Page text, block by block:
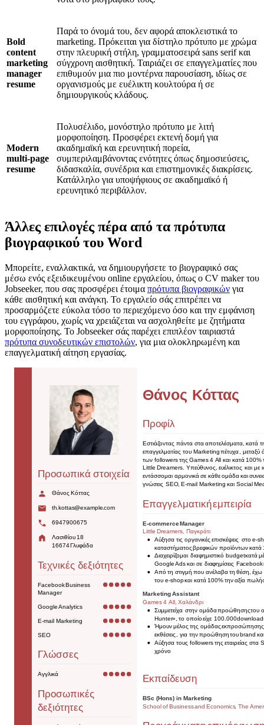
Bold
content
marketing
manager
resume
Παρά το όνομά του, δεν αφορά αποκλειστικά το
marketing. Πρόκειται για δίστηλο πρότυπο με χρώμα
στην πλευρική στήλη, γραμματοσειρά sans serif και
σύγχρονη αισθητική. Ταιριάζει σε επαγγελματίες που
επιθυμούν μια πιο μοντέρνα παρουσίαση, ιδίως σε
οργανισμούς με ευέλικτη κουλτούρα ή σε
δημιουργικούς κλάδους.
Modern
multi-page
resume
Πολυσέλιδο, μονόστηλο πρότυπο με λιτή
μορφοποίηση. Προσφέρει εκτενή δομή για
ακαδημαϊκή και ερευνητική πορεία,
συμπεριλαμβάνοντας ενότητες όπως δημοσιεύσεις,
διδασκαλία, συνέδρια και επιστημονικές διακρίσεις.
Κατάλληλο για υποψήφιους σε ακαδημαϊκό ή
ερευνητικό περιβάλλον.
Άλλες επιλογές πέρα από τα πρότυπα
βιογραφικού του Word
Μπορείτε, εναλλακτικά, να δημιουργήσετε το βιογραφικό σας
μέσω ενός εξειδικευμένου online εργαλείου, όπως ο CV maker του
Jobseeker, που σας προσφέρει έτοιμα πρότυπα βιογραφικών για
κάθε αισθητική και ανάγκη. Το εργαλείο σάς επιτρέπει να
προσαρμόζετε εύκολα τόσο το περιεχόμενο όσο και την εμφάνιση
του εγγράφου, χωρίς να χρειάζεται να ασχοληθείτε με ζητήματα
μορφοποίησης. Το Jobseeker σάς παρέχει επιπλέον ταιριαστά
πρότυπα συνοδευτικών επιστολών, για μια ολοκληρωμένη και
επαγγελματική αίτηση εργασίας.